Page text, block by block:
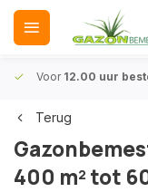
Voor 12.00 uur
Terug
400 m² tot